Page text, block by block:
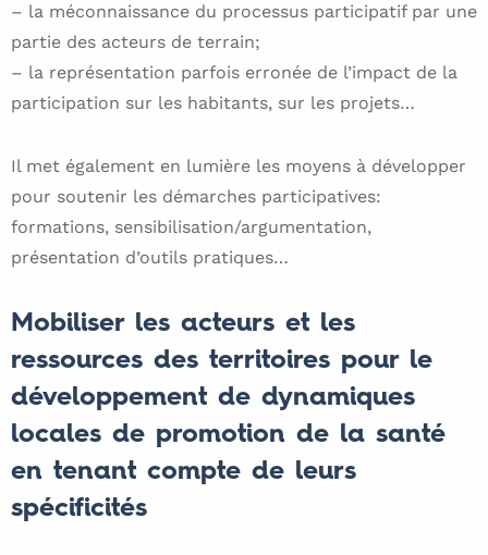
– la méconnaissance du processus participatif par une
partie des acteurs de terrain;
– la représentation parfois erronée de l’impact de la
participation sur les habitants, sur les projets…
Il met également en lumière les moyens à développer
pour soutenir les démarches participatives:
formations, sensibilisation/argumentation,
présentation d’outils pratiques…
Mobiliser les acteurs et les
ressources des territoires pour le
développement de dynamiques
locales de promotion de la santé
en tenant compte de leurs
spécificités